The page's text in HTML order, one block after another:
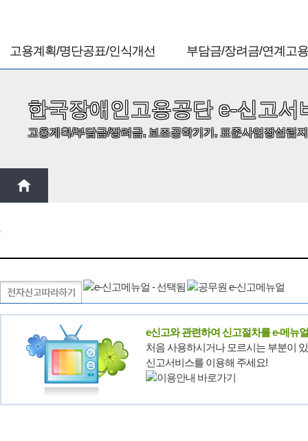
고용계획/명단공표/인식개선 부담금/장려금/연계고용
한국장애인고용공단 e-신고서
고용계획/부담금/장려금, 보조공학기기, 표준사업장설립
HOME > 안내서비스 >이용안내
e신고와 관련하여 신고절차를 e-메뉴
처음 사용하시거나 모르시는 부분이
신고서비스를 이용해 주세요!